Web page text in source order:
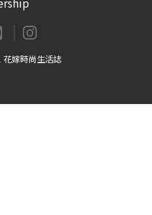
嫁時尚生活誌